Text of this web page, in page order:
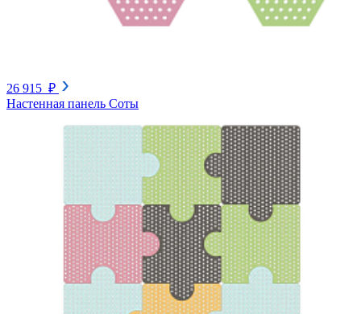
26 915 ₽
Настенная панель Соты